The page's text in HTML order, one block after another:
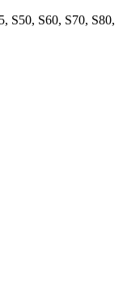
S50, S60, S70, S80,